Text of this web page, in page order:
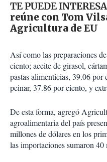
TE PUEDE
reúne con Tom
Agricultura de EU
Así como las preparaciones
ciento; aceite de girasol,
pastas alimenticias, 39.06
peinar, 37.86 por ciento, y
De esta forma, agregó
agroalimentaria del país
millones de dólares en los
las importaciones sumaron